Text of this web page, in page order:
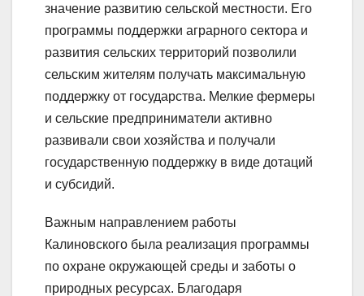
значение развитию сельской местности. Его
программы поддержки аграрного сектора и
развития сельских территорий позволили
сельским жителям получать максимальную
поддержку от государства. Мелкие фермеры
и сельские предприниматели активно
развивали свои хозяйства и получали
государственную поддержку в виде дотаций
и субсидий.
Важным направлением работы
Калиновского была реализация программы
по охране окружающей среды и заботы о
природных ресурсах. Благодаря